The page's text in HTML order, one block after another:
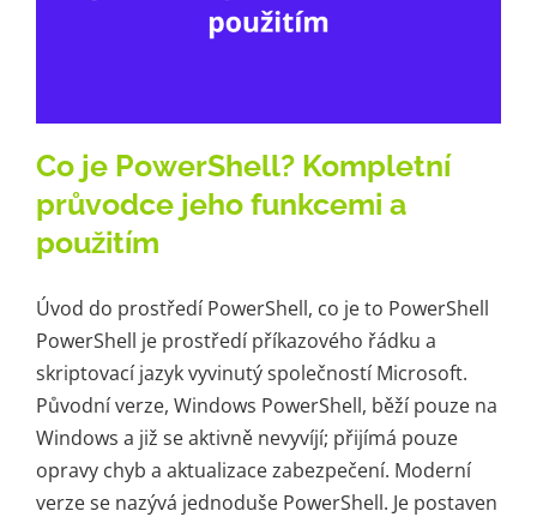
Co je PowerShell? Kompletní
průvodce jeho funkcemi a
použitím
Úvod do prostředí PowerShell, co je to PowerShell
PowerShell je prostředí příkazového řádku a
skriptovací jazyk vyvinutý společností Microsoft.
Původní verze, Windows PowerShell, běží pouze na
Windows a již se aktivně nevyvíjí; přijímá pouze
opravy chyb a aktualizace zabezpečení. Moderní
verze se nazývá jednoduše PowerShell. Je postaven